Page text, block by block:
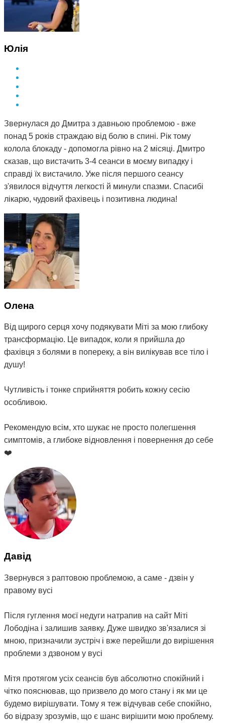
Юлія
Звернулася до Дмитра з давньою проблемою - вже
понад 5 років страждаю від болю в спині. Рік тому
колола блокаду - допомогла рівно на 2 місяці. Дмитро
сказав, що вистачить 3-4 сеанси в моєму випадку і
справді їх вистачило. Уже після першого сеансу
з'явилося відчуття легкості й минули спазми. Спасибі
лікарю, чудовий фахівець і позитивна людина!
Олена
Від щирого серця хочу подякувати Міті за мою глибоку
трансформацію. Це випадок, коли я прийшла до
фахівця з болями в попереку, а він вилікував все тіло і
душу!
Чутливість і тонке сприйняття робить кожну сесію
особливою.
Рекомендую всім, хто шукає не просто полегшення
симптомів, а глибоке відновлення і повернення до себе
❤️
Давід
Звернувся з раптовою проблемою, а саме - дзвін у
правому вусі
Після гуглення моєї недуги натрапив на сайт Міті
Лободіна і залишив заявку. Дуже швидко зв'язалися зі
мною, призначили зустріч і вже перейшли до вирішення
проблеми з дзвоном у вусі
Мітя протягом усіх сеансів був абсолютно спокійний і
чітко пояснював, що призвело до мого стану і як ми це
будемо вирішувати. Тому я теж відчував себе спокійно,
бо відразу зрозумів, що є шанс вирішити мою проблему.